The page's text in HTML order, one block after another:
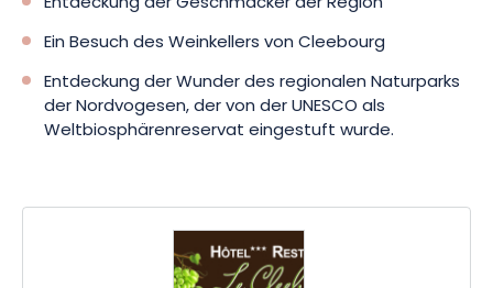
Ein Besuch des Weinkellers von Cleebourg
Entdeckung der Wunder des regionalen Naturparks
der Nordvogesen, der von der UNESCO als
Weltbiosphärenreservat eingestuft wurde.